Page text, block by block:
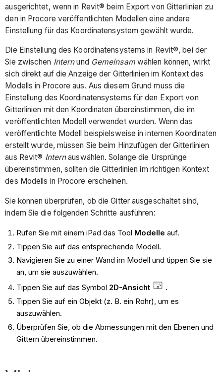
ausgerichtet, wenn in Revit® beim Export von Gitterlinien zu
den in Procore veröffentlichten Modellen eine andere
Einstellung für das Koordinatensystem gewählt wurde.
Die Einstellung des Koordinatensystems in Revit®, bei der
Sie zwischen Internund Gemeinsamwählen können, wirkt
sich direkt auf die Anzeige der Gitterlinien im Kontext des
Modells in Procore aus. Aus diesem Grund muss die
Einstellung des Koordinatensystems für den Export von
Gitterlinien mit den Koordinaten übereinstimmen, die im
veröffentlichten Modell verwendet wurden. Wenn das
veröffentlichte Modell beispielsweise in internen Koordinaten
erstellt wurde, müssen Sie beim Hinzufügen der Gitterlinien
aus Revit® Internauswählen. Solange die Ursprünge
übereinstimmen, sollten die Gitterlinien im richtigen Kontext
des Modells in Procore erscheinen.
Sie können überprüfen, ob die Gitter ausgeschaltet sind,
indem Sie die folgenden Schritte ausführen:
Rufen Sie mit einem iPad das Tool Modelle auf.
Tippen Sie auf das entsprechende Modell.
Navigieren Sie zu einer Wand im Modell und tippen Sie sie
an, um sie auszuwählen.
Tippen Sie auf das Symbol 2D-Ansicht
.
Tippen Sie auf ein Objekt (z. B. ein Rohr), um es
auszuwählen.
Überprüfen Sie, ob die Abmessungen mit den Ebenen und
Gittern übereinstimmen.